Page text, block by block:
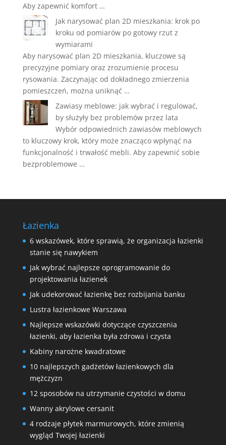
Aby zapewnić komfort …
Jak narysować plan 2D mieszkania: krok po
kroku od pomiarów po gotowy rzut z
wymiarami
Aby narysować plan 2D mieszkania, kluczowe są
precyzyjne pomiary oraz zrozumienie procesu
rysowania. Zaczynając od dokładnego zmierzenia
pomieszczeń, można uniknąć …
Zawiasy meblowe: jak wybrać i regulować,
by służyły bez problemów przez lata
Wybór odpowiednich zawiasów meblowych
to kluczowy krok, który może znacząco wpłynąć na
funkcjonalność i trwałość mebli. Aby zapewnić sobie
bezproblemowe …
Łazienka
6 wskazówek, które sprawią, że organizacja łazienki
stanie się nawykiem
Jak wybrać najlepsze oprogramowanie do
projektowania łazienek
Jak udekorować łazienkę bez rozbijania banku
Lustra łazienkowe Warszawa
Najlepsze wskazówki dotyczące czyszczenia
łazienki, aby łazienka była zdrowa i czysta
Kabiny narożne kwadratowe
10 najlepszych gadżetów łazienkowych dla
mężczyzn
12 sposobów na utrzymanie czystości w domu
Wanny akrylowe cersanit
4 rodzaje płytek marmurowych, które zmienią
wygląd Twojej łazienki